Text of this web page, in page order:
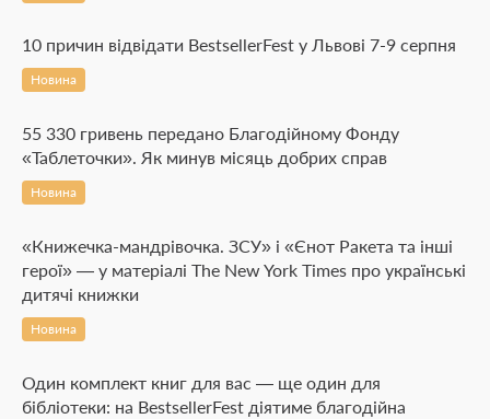
10 причин відвідати BestsellerFest у Львові 7-9 серпня
Новина
55 330 гривень передано Благодійному Фонду
«Таблеточки». Як минув місяць добрих справ
Новина
«Книжечка-мандрівочка. ЗСУ» і «Єнот Ракета та інші
герої» — у матеріалі The New York Times про українські
дитячі книжки
Новина
Один комплект книг для вас — ще один для
бібліотеки: на BestsellerFest діятиме благодійна